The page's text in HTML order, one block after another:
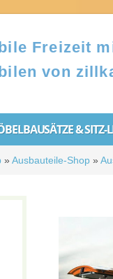
Freizeit
von
& SITZ-
» Ausbauteile-Shop »